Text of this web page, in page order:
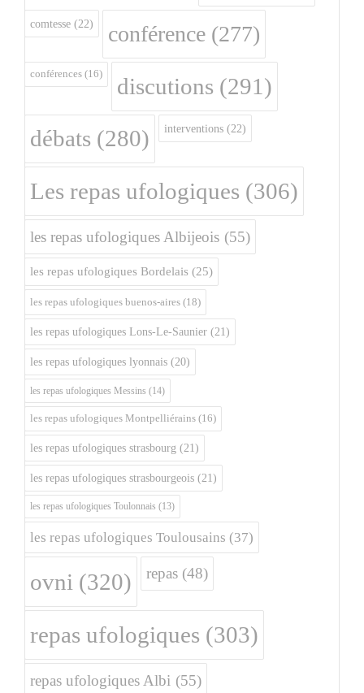
comtesse (22) conférence (277)
conférences (16) discutions (291)
débats (280) interventions (22)
Les repas ufologiques (306)
les repas ufologiques Albijeois (55)
les repas ufologiques Bordelais (25)
les repas ufologiques buenos-aires (18)
les repas ufologiques Lons-Le-Saunier (21)
les repas ufologiques lyonnais (20)
les repas ufologiques Messins (14)
les repas ufologiques Montpelliérains (16)
les repas ufologiques strasbourg (21)
les repas ufologiques strasbourgeois (21)
les repas ufologiques Toulonnais (13)
les repas ufologiques Toulousains (37)
ovni (320) repas (48)
repas ufologiques (303)
repas ufologiques Albi (55)